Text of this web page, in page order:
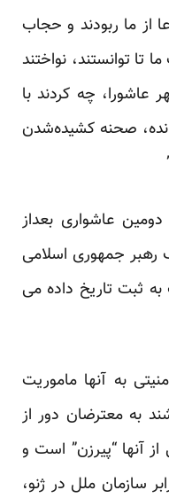
ما ربودند و حجاب
توانستند، نواختند
چه کردند با
صحنه‌ کشیده‌شدن
عاشواری بعداز
رهبر جمهوری اسلامی
ثبت تاریخ داده می
به آنها ماموریت
به معترضان دور از
آنها “پیرزن” است و
سازمان ملل در ژنو،